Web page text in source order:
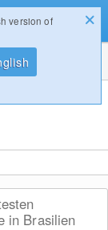
in Brasilien
Login
version of